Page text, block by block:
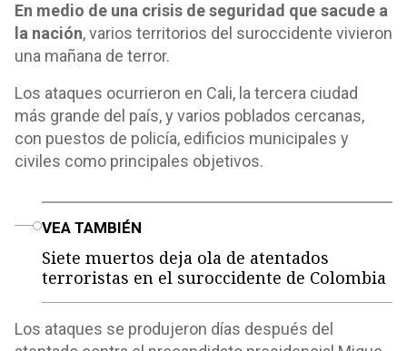
En medio de una crisis de seguridad que sacude a
la nación, varios territorios del suroccidente vivieron
una mañana de terror.
Los ataques ocurrieron en Cali, la tercera ciudad
más grande del país, y varios poblados cercanas,
con puestos de policía, edificios municipales y
civiles como principales objetivos.
VEA TAMBIÉN
Siete muertos deja ola de atentados
terroristas en el suroccidente de Colombia
Los ataques se produjeron días después del